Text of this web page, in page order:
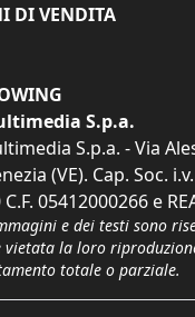
DI VENDITA
S.p.a.
S.p.a. - Via
(VE). Cap. Soc.
05412000266 e
e dei testi sono
vietata la loro
totale o parziale.